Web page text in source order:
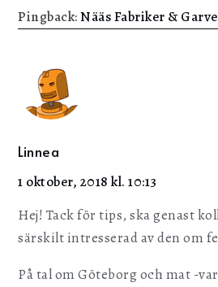
Pingback:Nääs Fabriker &
Linnea
1 oktober, 2018 kl. 10:13
Hej! Tack för tips, ska genast
särskilt intresserad av den om
På tal om Göteborg och mat -